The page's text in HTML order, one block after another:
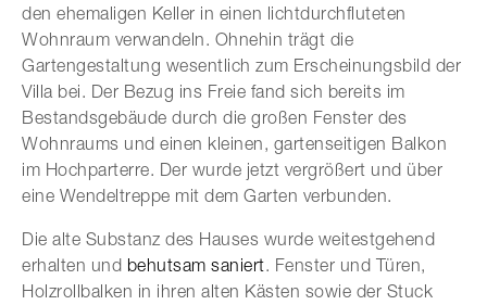
den ehemaligen Keller in einen lichtdurchfluteten
Wohnraum verwandeln. Ohnehin trägt die
Gartengestaltung wesentlich zum Erscheinungsbild der
Villa bei. Der Bezug ins Freie fand sich bereits im
Bestandsgebäude durch die großen Fenster des
Wohnraums und einen kleinen, gartenseitigen Balkon
im Hochparterre. Der wurde jetzt vergrößert und über
eine Wendeltreppe mit dem Garten verbunden.
Die alte Substanz des Hauses wurde weitestgehend
erhalten und behutsam saniert. Fenster und Türen,
Holzrollbalken in ihren alten Kästen sowie der Stuck